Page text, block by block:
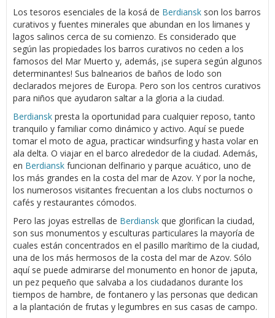
Los tesoros esenciales de la kosá de Berdiansk son los barros
curativos y fuentes minerales que abundan en los limanes y
lagos salinos cerca de su comienzo. Es considerado que
según las propiedades los barros curativos no ceden a los
famosos del Mar Muerto y, además, ¡se supera según algunos
determinantes! Sus balnearios de baños de lodo son
declarados mejores de Europa. Pero son los centros curativos
para niños que ayudaron saltar a la gloria a la ciudad.
Berdiansk presta la oportunidad para cualquier reposo, tanto
tranquilo y familiar como dinámico y activo. Aquí se puede
tomar el moto de agua, practicar windsurfing y hasta volar en
ala delta. O viajar en el barco alrededor de la ciudad. Además,
en Berdiansk funcionan delfinario y parque acuático, uno de
los más grandes en la costa del mar de Azov. Y por la noche,
los numerosos visitantes frecuentan a los clubs nocturnos o
cafés y restaurantes cómodos.
Pero las joyas estrellas de Berdiansk que glorifican la ciudad,
son sus monumentos y esculturas particulares la mayoría de
cuales están concentrados en el pasillo marítimo de la ciudad,
una de los más hermosos de la costa del mar de Azov. Sólo
aquí se puede admirarse del monumento en honor de japuta,
un pez pequeño que salvaba a los ciudadanos durante los
tiempos de hambre, de fontanero y las personas que dedican
a la plantación de frutas y legumbres en sus casas de campo.